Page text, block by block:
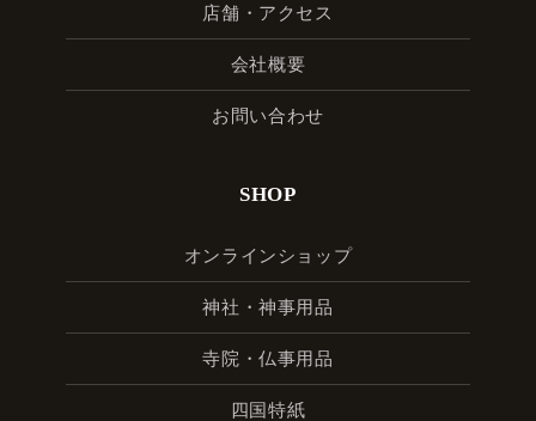
店舗・アクセス
会社概要
お問い合わせ
SHOP
オンラインショップ
神社・神事用品
寺院・仏事用品
四国特紙